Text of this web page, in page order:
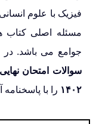
فیزیک با علوم
مسئله اصلی کتاب
جوامع می باشد. در
سوالات امتحان
۱۴۰۲ را با